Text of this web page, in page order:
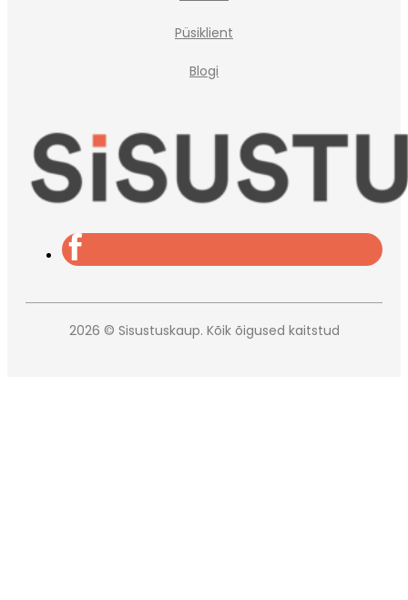
Püsiklient
Blogi
2026 © Sisustuskaup. Kõik õigused kaitstud